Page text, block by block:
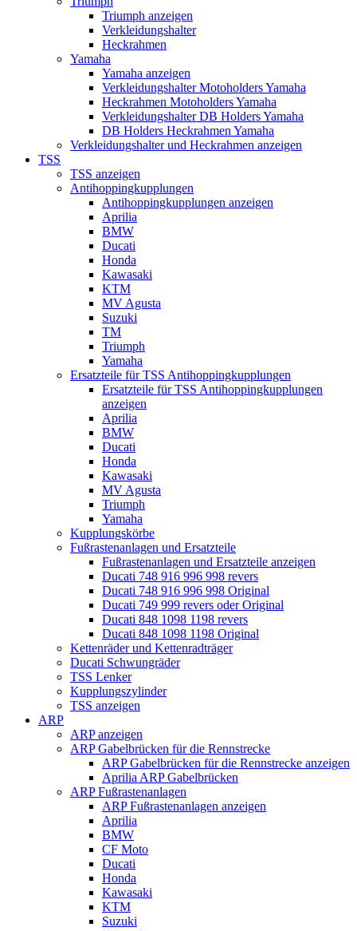
Triumph anzeigen
Verkleidungshalter
Heckrahmen
Yamaha
Yamaha anzeigen
Verkleidungshalter Motoholders Yamaha
Heckrahmen Motoholders Yamaha
Verkleidungshalter DB Holders Yamaha
DB Holders Heckrahmen Yamaha
Verkleidungshalter und Heckrahmen anzeigen
TSS
TSS anzeigen
Antihoppingkupplungen
Antihoppingkupplungen anzeigen
Aprilia
BMW
Ducati
Honda
Kawasaki
KTM
MV Agusta
Suzuki
TM
Triumph
Yamaha
Ersatzteile für TSS Antihoppingkupplungen
Ersatzteile für TSS Antihoppingkupplungen
anzeigen
Aprilia
BMW
Ducati
Honda
Kawasaki
MV Agusta
Triumph
Yamaha
Kupplungskörbe
Fußrastenanlagen und Ersatzteile
Fußrastenanlagen und Ersatzteile anzeigen
Ducati 748 916 996 998 revers
Ducati 748 916 996 998 Original
Ducati 749 999 revers oder Original
Ducati 848 1098 1198 revers
Ducati 848 1098 1198 Original
Kettenräder und Kettenradträger
Ducati Schwungräder
TSS Lenker
Kupplungszylinder
TSS anzeigen
ARP
ARP anzeigen
ARP Gabelbrücken für die Rennstrecke
ARP Gabelbrücken für die Rennstrecke anzeigen
Aprilia ARP Gabelbrücken
ARP Fußrastenanlagen
ARP Fußrastenanlagen anzeigen
Aprilia
BMW
CF Moto
Ducati
Honda
Kawasaki
KTM
Suzuki